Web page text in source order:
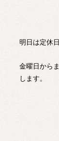
明日は定休
金曜日から
します。